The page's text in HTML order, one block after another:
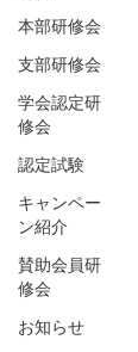
本部研修会
支部研修会
学会認定研
修会
認定試験
キャンペー
ン紹介
賛助会員研
修会
お知らせ